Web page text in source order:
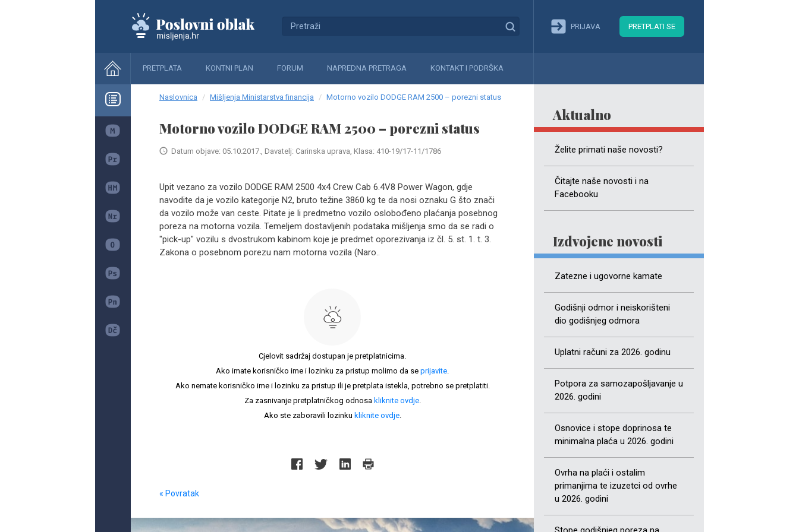
PRIJAVA PRETPLATI SE
PRETPLATA KONTNI PLAN FORUM NAPREDNA PRETRAGA KONTAKT I PODRŠKA
Aktualno
Želite primati naše novosti?
Čitajte naše novosti i na
Facebooku
Izdvojene novosti
Zatezne i ugovorne kamate
Godišnji odmor i neiskorišteni
dio godišnjeg odmora
Uplatni računi za 2026. godinu
Potpora za samozapošljavanje u
2026. godini
Osnovice i stope doprinosa te
minimalna plaća u 2026. godini
Ovrha na plaći i ostalim
primanjima te izuzetci od ovrhe
u 2026. godini
Naslovnica Mišljenja Ministarstva financija Motorno vozilo DODGE RAM 2500 – porezni status
Motorno vozilo DODGE RAM 2500 – porezni status
Datum objave: 05.10.2017., Davatelj: Carinska uprava, Klasa: 410-19/17-11/1786
Upit vezano za vozilo DODGE RAM 2500 4x4 Crew Cab 6.4V8 Power Wagon, gdje
navodite da je vozilo kategorije N2, bruto težine 3860 kg te da nosi oznaku G što znači
da vozilo može van ceste. Pitate je li predmetno vozilo oslobođeno plaćanja posebnog
poreza na motorna vozila. Temeljem dostavljenih podataka mišljenja smo da se radi o
"pick-up" vozilu s dvostrukom kabinom koje je predmet oporezivanja iz čl. 5. st. 1. t. 3.
Zakona o posebnom porezu nam motorna vozila (Naro..
Cjelovit sadržaj dostupan je pretplatnicima.
Ako imate korisničko ime i lozinku za pristup molimo da se prijavite.
Ako nemate korisničko ime i lozinku za pristup ili je pretplata istekla, potrebno se pretplatiti.
Za zasnivanje pretplatničkog odnosa kliknite ovdje.
Ako ste zaboravili lozinku kliknite ovdje.
« Povratak